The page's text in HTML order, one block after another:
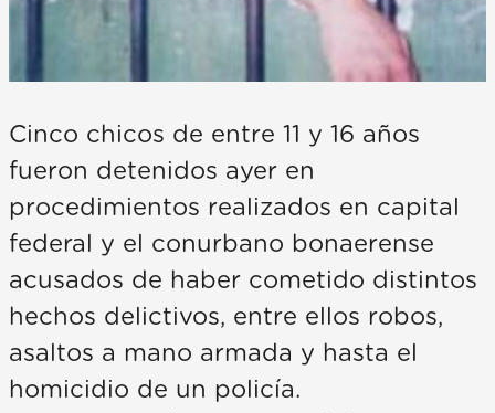
Cinco chicos de entre 11 y 16 años
fueron detenidos ayer en
procedimientos realizados en capital
federal y el conurbano bonaerense
acusados de haber cometido distintos
hechos delictivos, entre ellos robos,
asaltos a mano armada y hasta el
homicidio de un policía.